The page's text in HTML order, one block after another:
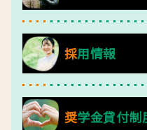
採用情報
奨学金貸付